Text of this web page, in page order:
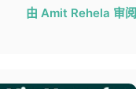
由 Amit Rehela 审阅